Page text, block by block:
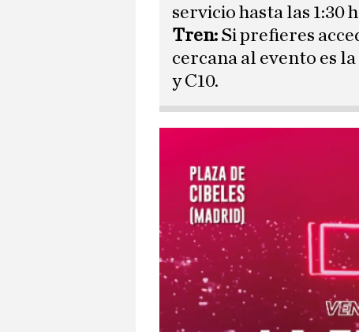
servicio hasta las 1:30
Tren: Si prefieres
cercana al evento es la
y C10.